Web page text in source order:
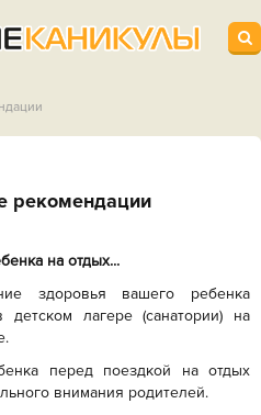
рекомендации
на отдых...
здоровья вашего ребенка
лагере (санатории) на
перед поездкой на отдых
внимания родителей.